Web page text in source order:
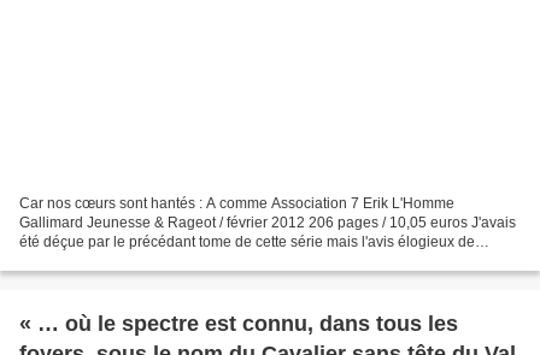
Car nos cœurs sont hantés : A comme Association 7 Erik L'Homme
Gallimard Jeunesse & Rageot / février 2012 206 pages / 10,05 euros J'avais
été déçue par le précédant tome de cette série mais l'avis élogieux de
« … où le spectre est connu, dans tous les